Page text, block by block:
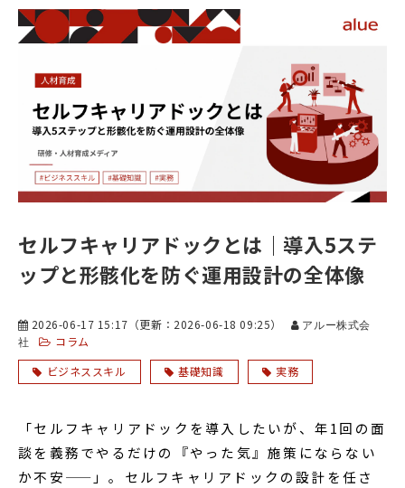
セルフキャリアドックとは｜導入5ステ
ップと形骸化を防ぐ運用設計の全体像
2026-06-17 15:17 （更新： 2026-06-18 09:25）
アルー株式会
社
コラム
ビジネススキル
基礎知識 実務
「セルフキャリアドックを導入したいが、年1回の面
談を義務でやるだけの『やった気』施策にならない
か不安——」。セルフキャリアドックの設計を任さ